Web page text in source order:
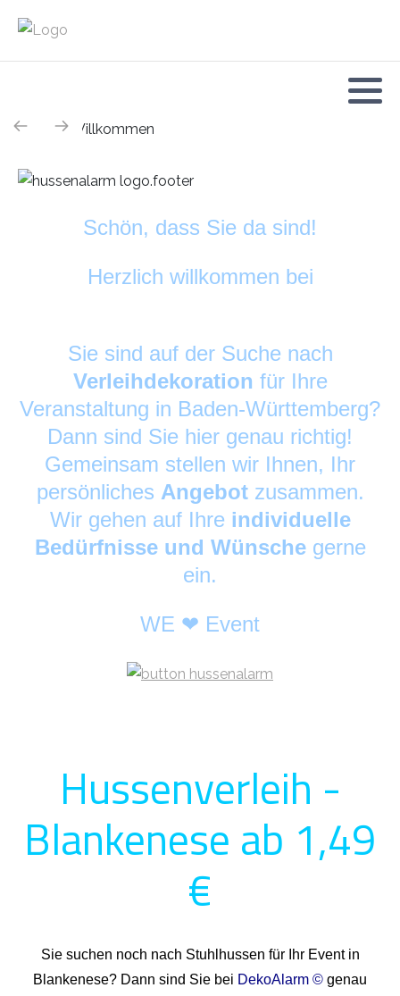
Schön, dass Sie da sind!
Herzlich willkommen bei
Sie sind auf der Suche nach
Verleihdekoration für Ihre
Veranstaltung in Baden-Württemberg?
Dann sind Sie hier genau richtig!
Gemeinsam stellen wir Ihnen, Ihr
persönliches Angebot zusammen.
Wir gehen auf Ihre individuelle
Bedürfnisse und Wünschegerne
ein.
WE ❤ Event
Hussenverleih -
Blankenese ab 1,49
€
Sie suchen noch nach Stuhlhussen für Ihr Event in
Blankenese? Dann sind Sie bei DekoAlarm © genau